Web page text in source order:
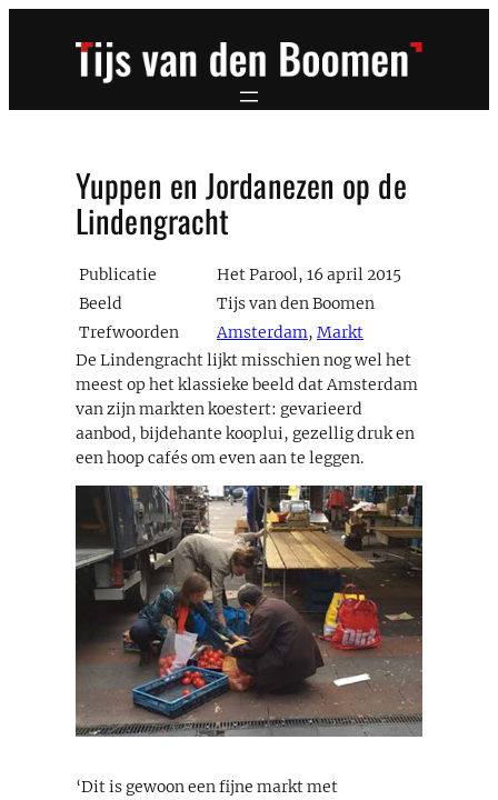
Yuppen en Jordanezen op de
Lindengracht
Publicatie
Het Parool, 16 april 2015
Beeld
Tijs van den Boomen
Trefwoorden
Amsterdam, Markt
De Lindengracht lijkt misschien nog wel het
meest op het klassieke beeld dat Amsterdam
van zijn markten koestert: gevarieerd
aanbod, bijdehante kooplui, gezellig druk en
een hoop cafés om even aan te leggen.
‘Dit is gewoon een fijne markt met